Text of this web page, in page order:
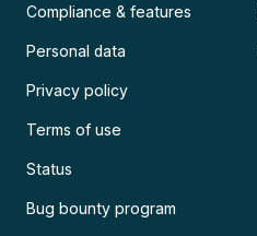
Compliance & features
Personal data
Privacy policy
Terms of use
Status
Bug bounty program